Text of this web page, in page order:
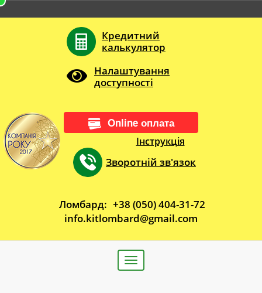
Кредитний
калькулятор
Налаштування
доступності
Online оплата
Інструкція
Зворотній зв'язок
Ломбард: +38 (050) 404-31-72
info.kitlombard@gmail.com
Toggle
navigation